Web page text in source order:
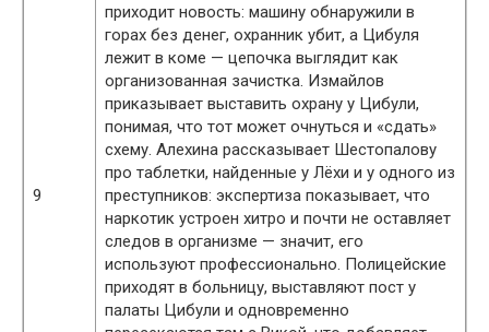
9
приходит новость: машину обнаружили в
горах без денег, охранник убит, а Цибуля
лежит в коме — цепочка выглядит как
организованная зачистка. Измайлов
приказывает выставить охрану у Цибули,
понимая, что тот может очнуться и «сдать»
схему. Алехина рассказывает Шестопалову
про таблетки, найденные у Лёхи и у одного из
преступников: экспертиза показывает, что
наркотик устроен хитро и почти не оставляет
следов в организме — значит, его
используют профессионально. Полицейские
приходят в больницу, выставляют пост у
палаты Цибули и одновременно